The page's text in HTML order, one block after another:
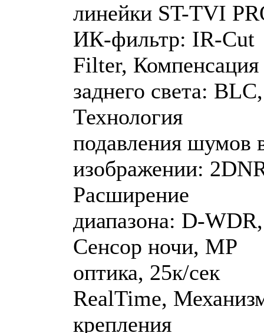
линейки ST-TVI
ИК-фильтр: IR-Cut
Filter, Компенсация
заднего света: BLC,
Технология
подавления шумов
изображении:
Расширение
диапазона: D-WDR,
Сенсор ночи, MP
оптика, 25к/сек
RealTime,
крепления